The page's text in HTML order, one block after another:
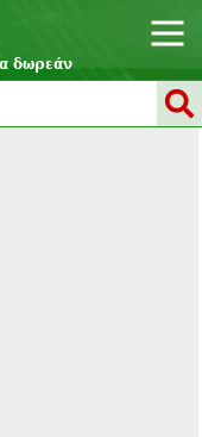
δωρεάν